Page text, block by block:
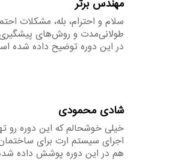
مهندس برتر
سلام و احترام، بله، مشکلات
طولانی‌مدت و روش‌های
در این دوره توضیح داده شده
شادی محمودی
خیلی خوشحالم که این دوره رو
اجرای سیستم ارت برای
هم در این دوره پوشش داده